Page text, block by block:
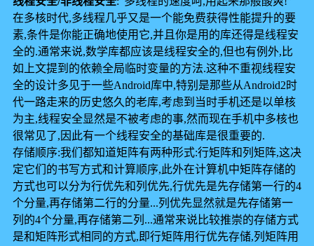
在多核时代,多线程几乎又是一个能免费获得性能提升的要
素,条件是你能正确地使用它,并且你是用的库还得是线程安
全的.通常来说,数学库都应该是线程安全的,但也有例外,比
如上文提到的依赖全局临时变量的方法.这种不重视线程安
全的设计多见于一些Android库中,特别是那些从Android2时
代一路走来的历史悠久的老库,考虑到当时手机还是以单核
为主,线程安全显然是不被考虑的事,然而现在手机中多核也
很常见了,因此有一个线程安全的基础库是很重要的.
存储顺序:我们都知道矩阵有两种形式:行矩阵和列矩阵,这决
定它们的书写方式和计算顺序,此外在计算机中矩阵存储的
方式也可以分为行优先和列优先,行优先是先存储第一行的4
个分量,再存储第二行的分量...列优先显然就是先存储第一
列的4个分量,再存储第二列...通常来说比较推崇的存储方式
是和矩阵形式相同的方式,即行矩阵用行优先存储,列矩阵用